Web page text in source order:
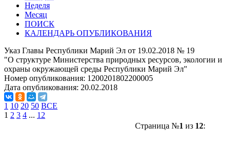
Неделя
Месяц
ПОИСК
КАЛЕНДАРЬ ОПУБЛИКОВАНИЯ
Указ Главы Республики Марий Эл от 19.02.2018 № 19
"О структуре Министерства природных ресурсов, экологии и
охраны окружающей среды Республики Марий Эл"
Номер опубликования: 1200201802200005
Дата опубликования: 20.02.2018
1 10 20 50 ВСЕ
1 2 3 4 ... 12
Страница №1 из 12: